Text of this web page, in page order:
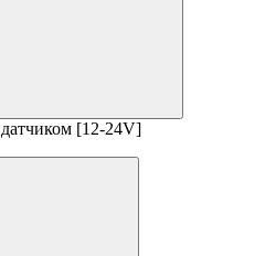
[12-24V]